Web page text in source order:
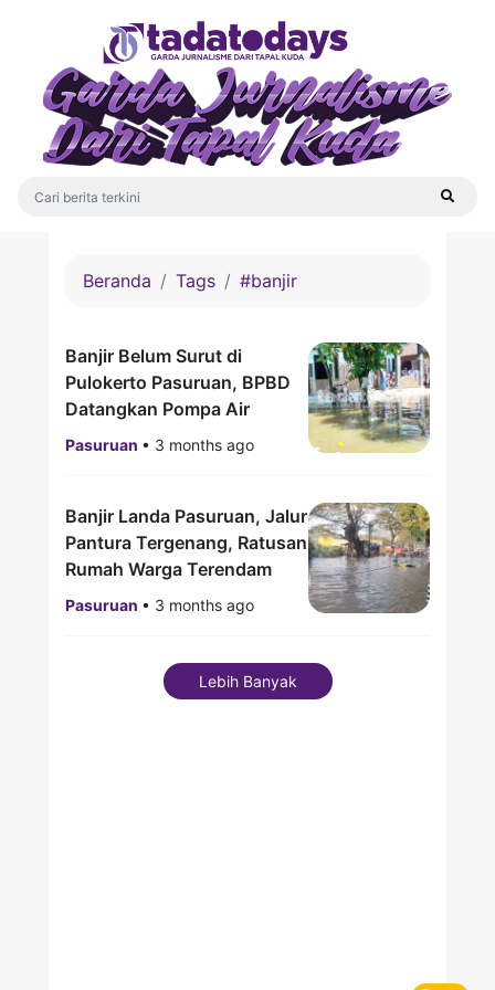
Beranda Tags #banjir
Banjir Belum Surut di
Pulokerto Pasuruan, BPBD
Datangkan Pompa Air
Pasuruan • 3 months ago
Banjir Landa Pasuruan, Jalur
Pantura Tergenang, Ratusan
Rumah Warga Terendam
Pasuruan • 3 months ago
Lebih Banyak